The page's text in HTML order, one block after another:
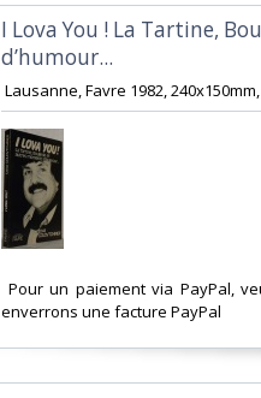
‎I Lova You ! La Tartine,
d’humour...‎
Lausanne, Favre 1982,
Pour un paiement via PayPal,
enverrons une facture PayPal‎